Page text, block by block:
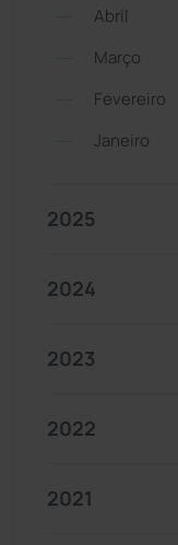
Abril
Março
Fevereiro
Janeiro
2025
2024
2023
2022
2021